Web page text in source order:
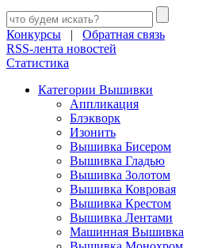
Конкурсы | Обратная связь
RSS-лента новостей
Статистика
Категории Вышивки
Аппликация
Блэкворк
Изонить
Вышивка Бисером
Вышивка Гладью
Вышивка Золотом
Вышивка Ковровая
Вышивка Крестом
Вышивка Лентами
Машинная Вышивка